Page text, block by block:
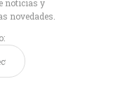
noticias y
novedades.